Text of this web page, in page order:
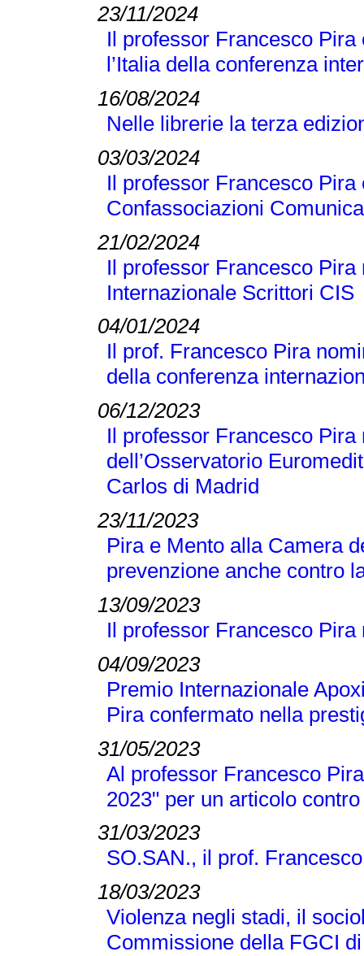
23/11/2024
Il professor Francesco
l’Italia della conferenza
16/08/2024
Nelle librerie la terza
03/03/2024
Il professor Francesco
Confassociazioni
21/02/2024
Il professor Francesco
Internazionale Scrittori CIS
04/01/2024
Il prof. Francesco Pira
della conferenza
06/12/2023
Il professor Francesco
dell’Osservatorio
Carlos di Madrid
23/11/2023
Pira e Mento alla Camera
prevenzione anche contro
13/09/2023
Il professor Francesco
04/09/2023
Premio Internazionale
Pira confermato nella
31/05/2023
Al professor Francesco
2023" per un articolo
31/03/2023
SO.SAN., il prof.
18/03/2023
Violenza negli stadi, il
Commissione della FGCI